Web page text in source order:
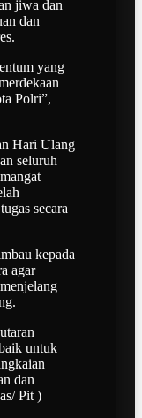
jiwa dan
dan
yang
Polri”,
Hari Ulang
seluruh
secara
kepada
agar
untuk
dan
Pit )